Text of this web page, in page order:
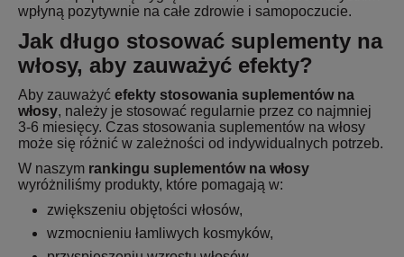
wpłyną pozytywnie na całe zdrowie i samopoczucie.
Jak długo stosować suplementy na
włosy, aby zauważyć efekty?
Aby zauważyć efekty stosowania suplementów na
włosy, należy je stosować regularnie przez co najmniej
3-6 miesięcy. Czas stosowania suplementów na włosy
może się różnić w zależności od indywidualnych potrzeb.
W naszym rankingu suplementów na włosy
wyróżniliśmy produkty, które pomagają w:
zwiększeniu objętości włosów,
wzmocnieniu łamliwych kosmyków,